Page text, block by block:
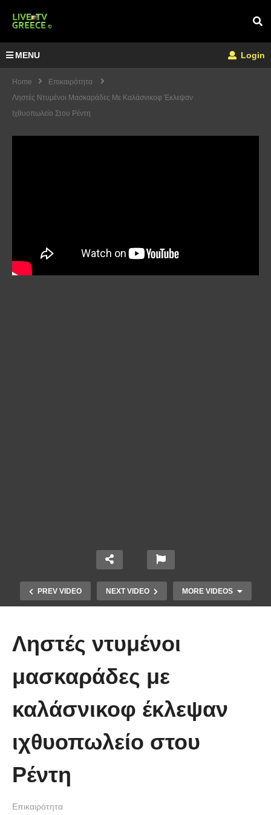
MENU Login
Home
Επικαιρότητα
Ληστές Ντυμένοι Μασκαράδες Με Καλάσνικοφ Έκλεψαν
Ιχθυοπωλείο Στου Ρέντη
PREV VIDEO NEXT VIDEO MORE VIDEOS
πρώτη στιγμή και συγκίνησε το
νοηματική με ένα μικρό κορίτσι
Ληστές ντυμένοι
μασκαράδες με
καλάσνικοφ έκλεψαν
ιχθυοπωλείο στου
Ρέντη
Επικαιρότητα